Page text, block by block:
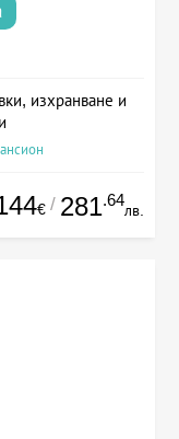
изхранване и
€ / 281.64
лв.